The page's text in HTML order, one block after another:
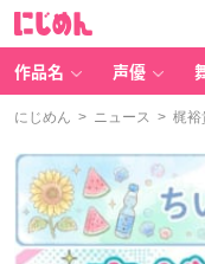
作品名 声優
にじめん > ニュース > 梶裕